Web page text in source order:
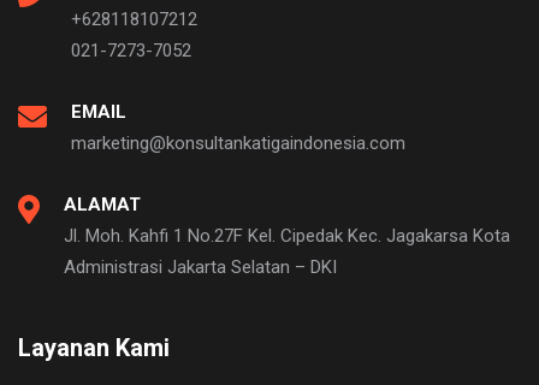
+628118107212
021-7273-7052
EMAIL
marketing@konsultankatigaindonesia.com
ALAMAT
Jl. Moh. Kahfi 1 No.27F Kel. Cipedak Kec. Jagakarsa Kota
Administrasi Jakarta Selatan – DKI
Layanan Kami